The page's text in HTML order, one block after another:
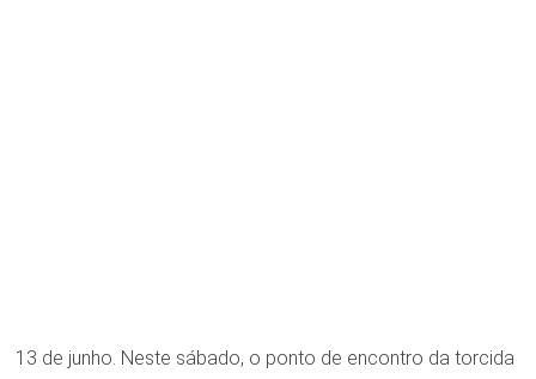
13 de junho. Neste sábado, o ponto de encontro da torcida